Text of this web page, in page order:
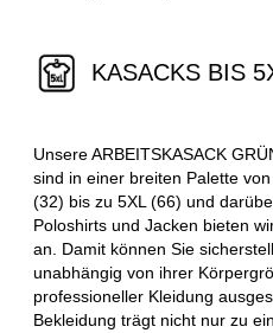
KASACKS BIS
Unsere ARBEITSKASACK
sind in einer breiten Palette
(32) bis zu 5XL (66) und
Poloshirts und Jacken bieten
an. Damit können Sie
unabhängig von ihrer
professioneller Kleidung
Bekleidung trägt nicht nur zu